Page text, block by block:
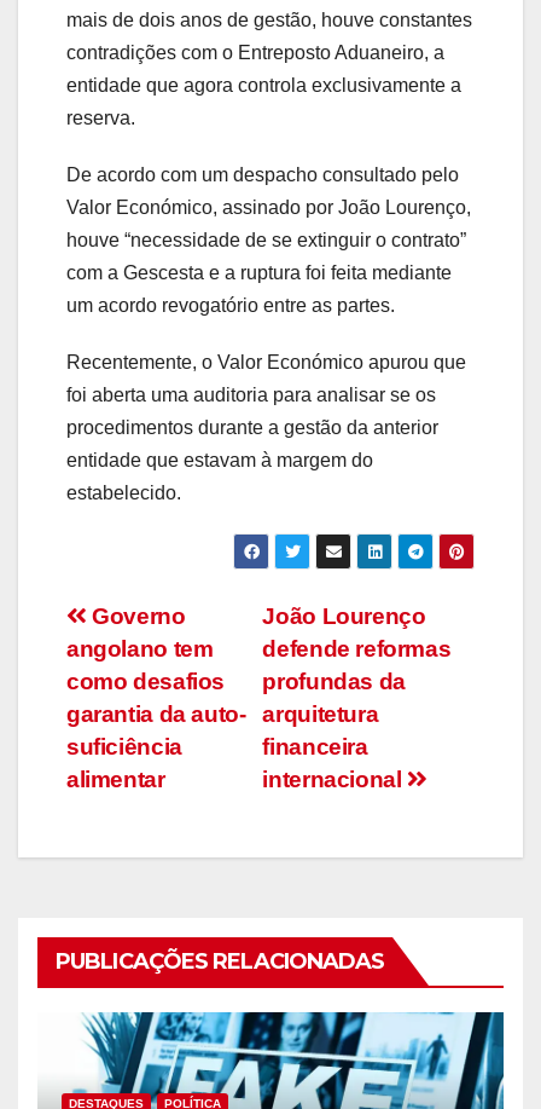
mais de dois anos de gestão, houve constantes
contradições com o Entreposto Aduaneiro, a
entidade que agora controla exclusivamente a
reserva.
De acordo com um despacho consultado pelo
Valor Económico, assinado por João Lourenço,
houve “necessidade de se extinguir o contrato”
com a Gescesta e a ruptura foi feita mediante
um acordo revogatório entre as partes.
Recentemente, o Valor Económico apurou que
foi aberta uma auditoria para analisar se os
procedimentos durante a gestão da anterior
entidade que estavam à margem do
estabelecido.
Navegação
de
artigos
João Lourenço
defende reformas
profundas da
arquitetura
financeira
internacional
Governo
angolano tem
como desafios
garantia da auto-
suficiência
alimentar
PUBLICAÇÕES RELACIONADAS
DESTAQUES POLÍTICA